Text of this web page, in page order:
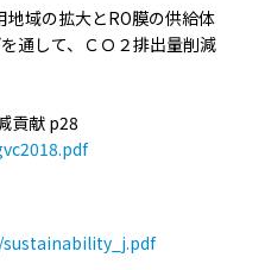
域の拡大とRO膜の供給体
通して、ＣＯ２排出量削減
貢献 p28